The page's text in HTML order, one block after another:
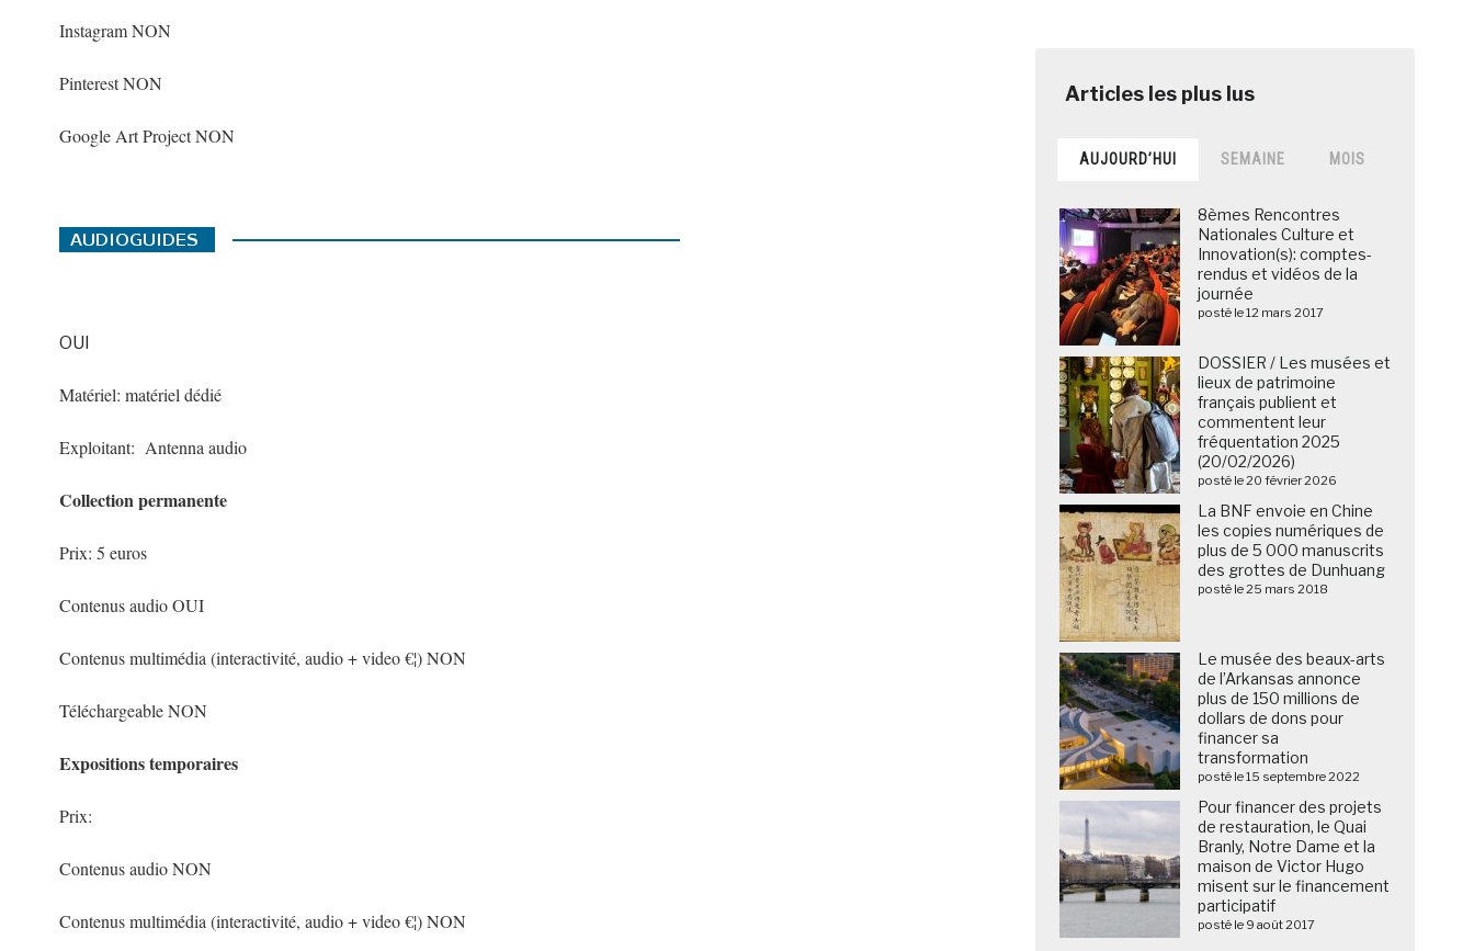
Instagram NON
Pinterest NON
Google Art Project NON
OUI
Matériel: matériel dédié
Exploitant: Antenna audio
Collection permanente
Prix: 5 euros
Contenus audio OUI
Contenus multimédia (interactivité, audio + video €¦) NON
Téléchargeable NON
Expositions temporaires
Prix:
Contenus audio NON
Contenus multimédia (interactivité, audio + video €¦) NON
AUJOURD’HUI SEMAINE MOIS
8èmes Rencontres
Nationales Culture et
Innovation(s): comptes-
rendus et vidéos de la
journée
posté le 12 mars 2017
DOSSIER / Les musées et
lieux de patrimoine
français publient et
commentent leur
fréquentation 2025
(20/02/2026)
posté le 20 février 2026
La BNF envoie en Chine
les copies numériques de
plus de 5 000 manuscrits
des grottes de Dunhuang
posté le 25 mars 2018
Le musée des beaux-arts
de l’Arkansas annonce
plus de 150 millions de
dollars de dons pour
financer sa
transformation
posté le 15 septembre 2022
Pour financer des projets
de restauration, le Quai
Branly, Notre Dame et la
maison de Victor Hugo
misent sur le financement
participatif
posté le 9 août 2017